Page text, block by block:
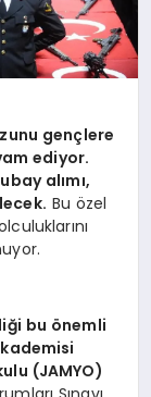
gençlere
ediyor.
alımı,
Bu özel
bu önemli
(JAMYO)